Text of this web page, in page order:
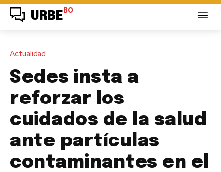
URBE BO
Actualidad
Sedes insta a
reforzar los
cuidados de la salud
ante partículas
contaminantes en el